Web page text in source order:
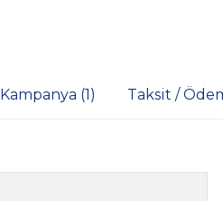
Kampanya (1) Taksit /